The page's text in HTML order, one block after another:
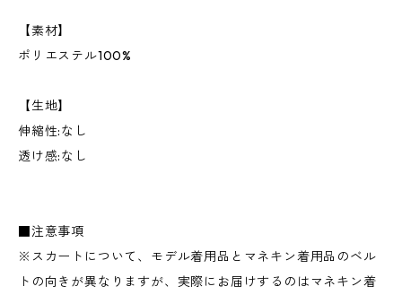
【素材】
ポリエステル100%
【生地】
伸縮性:なし
透け感:なし
■注意事項
※スカートについて、モデル着用品とマネキン着用品のベル
トの向きが異なりますが、実際にお届けするのはマネキン着